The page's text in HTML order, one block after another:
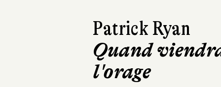
David Sala
Frankenstein
Casterman